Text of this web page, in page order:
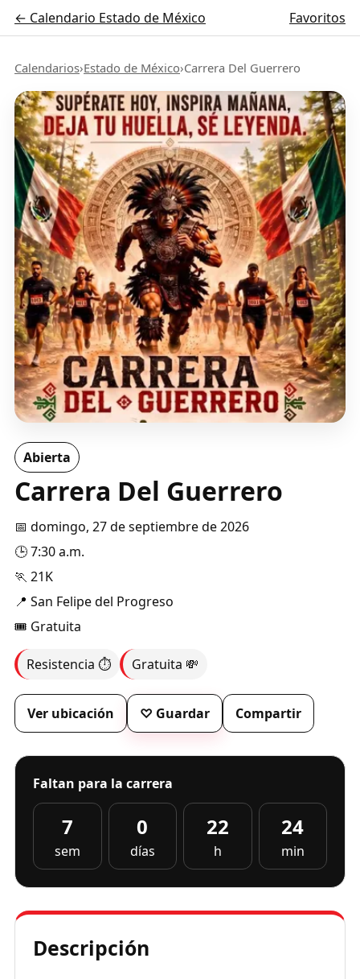
← Calendario Estado de México Favoritos
Calendarios›Estado de México›Carrera Del Guerrero
Abierta
Carrera Del Guerrero
📅 domingo, 27 de septiembre de 2026
🕒 7:30 a.m.
🏃 21K
📍 San Felipe del Progreso
🎟️ Gratuita
Resistencia ⏱️ Gratuita 💸
Ver ubicación ♡ Guardar Compartir
Faltan para la carrera
7
sem
0
días
22
h
24
min
Descripción